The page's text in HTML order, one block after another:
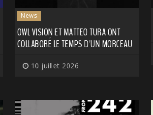
News
OWL VISION ET MATTEO TURA ONT
COLLABORÉ LE TEMPS D'UN MORCEAU
10 juillet 2026